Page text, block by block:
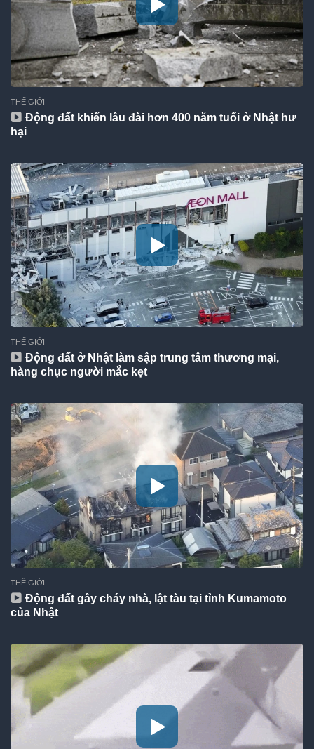
THẾ GIỚI
Động đất khiến lâu đài hơn 400 năm tuổi ở Nhật hư
hại
THẾ GIỚI
Động đất ở Nhật làm sập trung tâm thương mại,
hàng chục người mắc kẹt
THẾ GIỚI
Động đất gây cháy nhà, lật tàu tại tỉnh Kumamoto
của Nhật